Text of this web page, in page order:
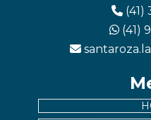
(41)
(41)